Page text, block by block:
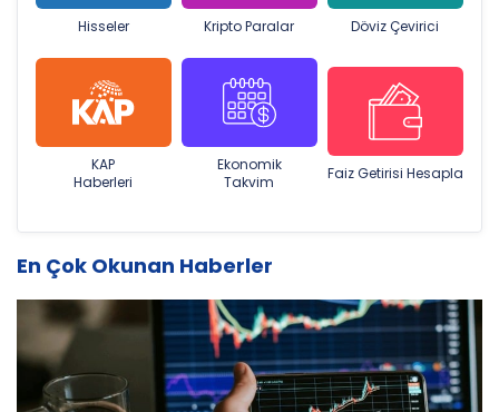
Hisseler Kripto Paralar Döviz Çevirici
KAP
Haberleri
Ekonomik
Takvim
Faiz Getirisi Hesapla
En Çok Okunan Haberler